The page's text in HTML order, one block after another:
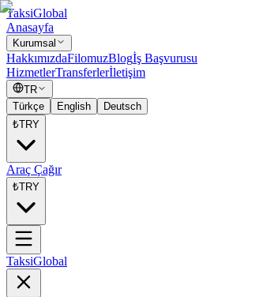
TaksiGlobal
Anasayfa
Kurumsal
HakkımızdaFilomuzBlogİş Başvurusu
HizmetlerTransferlerİletişim
TR
Türkçe
English
Deutsch
₺TRY
Araç Çağır
₺TRY
TaksiGlobal